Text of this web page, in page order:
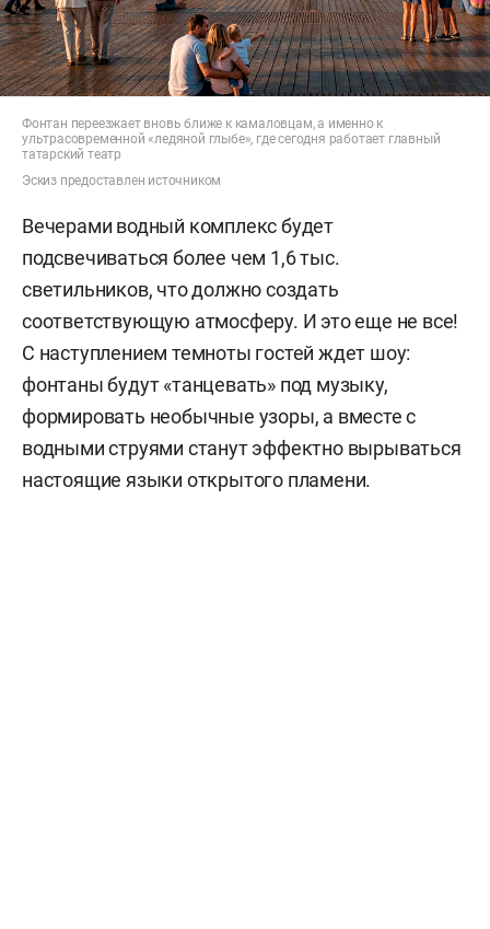
Фонтан переезжает вновь ближе к камаловцам, а именно к
ультрасовременной «ледяной глыбе», где сегодня работает главный
татарский театр
Эскиз предоставлен источником
Вечерами водный комплекс будет
подсвечиваться более чем 1,6 тыс.
светильников, что должно создать
соответствующую атмосферу. И это еще не все!
С наступлением темноты гостей ждет шоу:
фонтаны будут «танцевать» под музыку,
формировать необычные узоры, а вместе с
водными струями станут эффектно вырываться
настоящие языки открытого пламени.